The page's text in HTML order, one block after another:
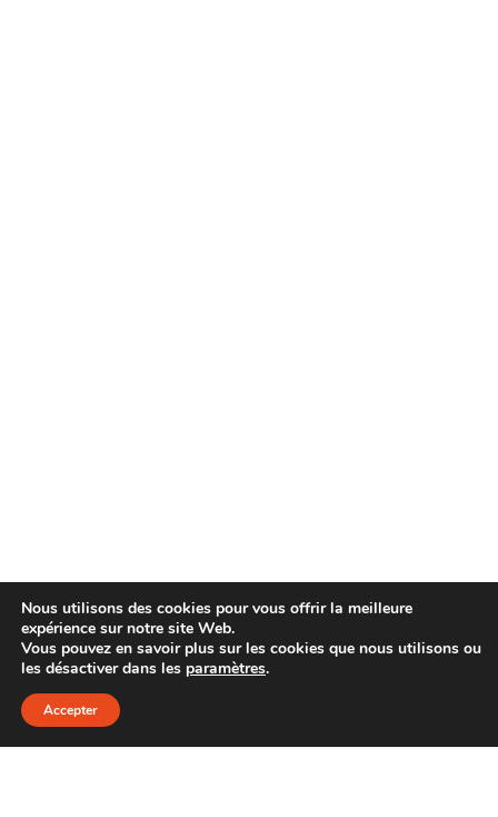
Nous utilisons des cookies pour vous offrir la meilleure
expérience sur notre site Web.
Vous pouvez en savoir plus sur les cookies que nous utilisons ou
les désactiver dans les paramètres.
Accepter